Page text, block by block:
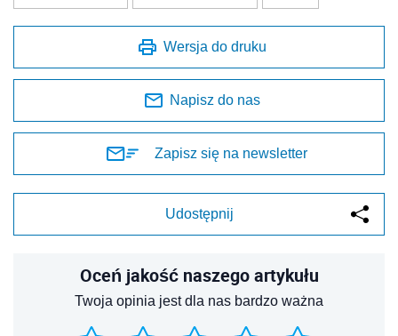
Wersja do druku
Napisz do nas
Zapisz się na newsletter
Udostępnij
Oceń jakość naszego artykułu
Twoja opinia jest dla nas bardzo ważna